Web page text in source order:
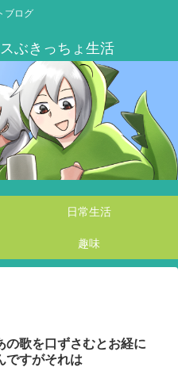
ブログ
日常生活
趣味
の歌を口ずさむとお経に
ですがそれは